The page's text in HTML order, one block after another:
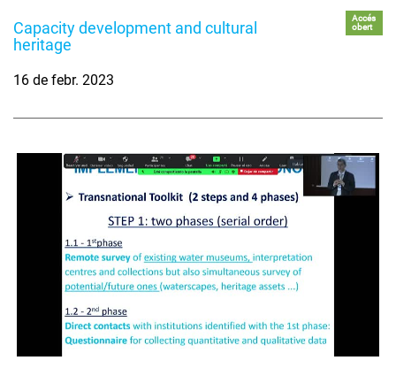
Capacity development and cultural
heritage
Accés
obert
16 de febr. 2023